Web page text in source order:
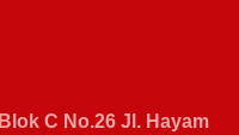
C No.26 Jl. Hayam